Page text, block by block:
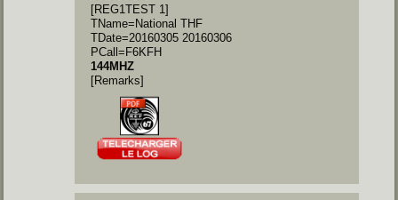
[REG1TEST 1]
TName=National THF
TDate=20160305 20160306
PCall=F6KFH
144MHZ
[Remarks]